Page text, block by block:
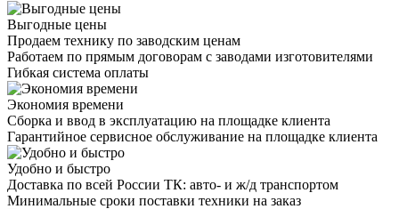
Выгодные цены
Продаем технику по заводским ценам
Работаем по прямым договорам с заводами изготовителями
Гибкая система оплаты
Экономия времени
Сборка и ввод в эксплуатацию на площадке клиента
Гарантийное сервисное обслуживание на площадке клиента
Удобно и быстро
Доставка по всей России ТК: авто- и ж/д транспортом
Минимальные сроки поставки техники на заказ